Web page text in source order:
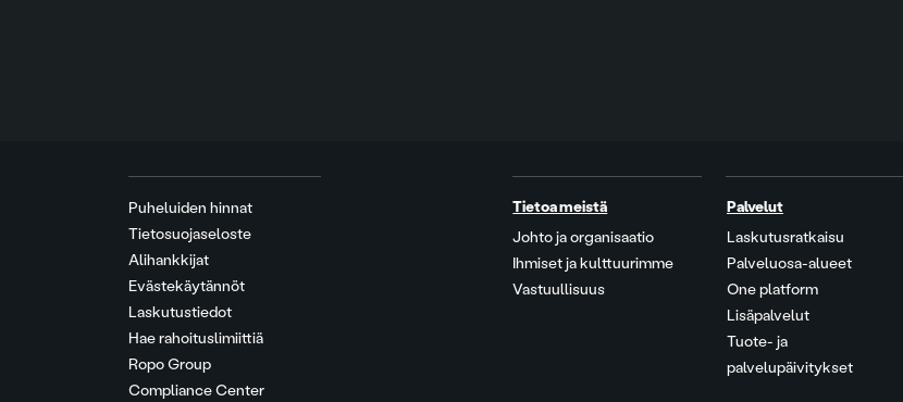
Puheluiden hinnat
Tietosuojaseloste
Alihankkijat
Evästekäytännöt
Laskutustiedot
Hae rahoituslimiittiä
Ropo Group
Compliance Center
Tietoa meistä
Johto ja organisaatio
Ihmiset ja kulttuurimme
Vastuullisuus
Palvelut
Laskutusratkaisu
Palveluosa-alueet
One platform
Lisäpalvelut
Tuote- ja
palvelupäivitykset